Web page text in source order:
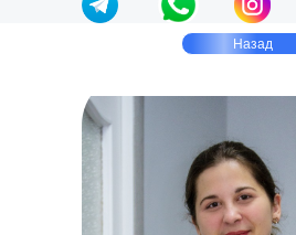
Назад